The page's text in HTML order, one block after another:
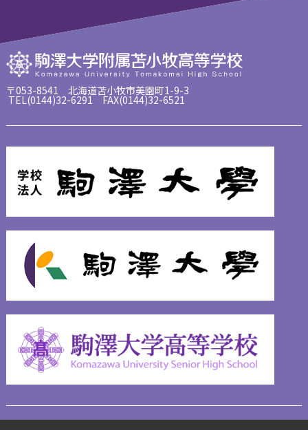
〒053-8541 北海道苫小牧市美園町1-9-3
TEL(0144)32-6291 FAX(0144)32-6521